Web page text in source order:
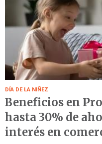
DÍA DE LA NIÑEZ
Beneficios en
hasta 30% de
interés en